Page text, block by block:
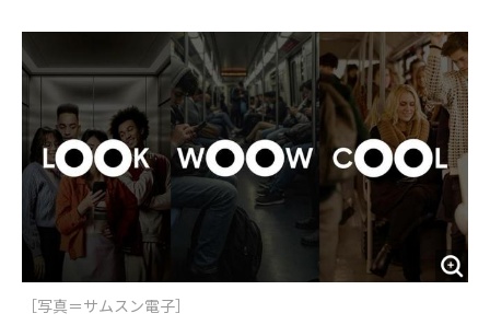
b
o
t
r
o
u
t
i
n
［写真＝サムスン電子］